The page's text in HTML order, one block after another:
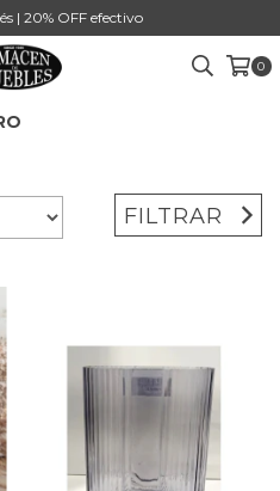
| 20% OFF efectivo
0
FILTRAR